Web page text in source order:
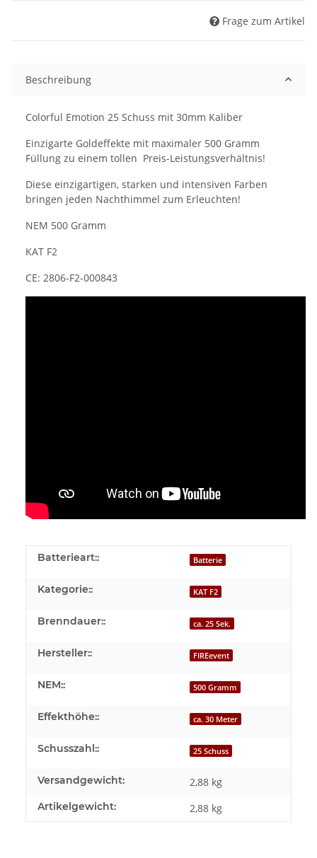
Frage zum Artikel
Beschreibung
Colorful Emotion 25 Schuss mit 30mm Kaliber
Einzigarte Goldeffekte mit maximaler 500 Gramm
Füllung zu einem tollen Preis-Leistungsverhältnis!
Diese einzigartigen, starken und intensiven Farben
bringen jeden Nachthimmel zum Erleuchten!
NEM 500 Gramm
KAT F2
CE: 2806-F2-000843
Batterieart:: Batterie
Kategorie:: KAT F2
Brenndauer:: ca. 25 Sek.
Hersteller:: FIREevent
NEM:: 500 Gramm
Effekthöhe:: ca. 30 Meter
Schusszahl:: 25 Schuss
Versandgewicht: 2,88 kg
Artikelgewicht: 2,88 kg